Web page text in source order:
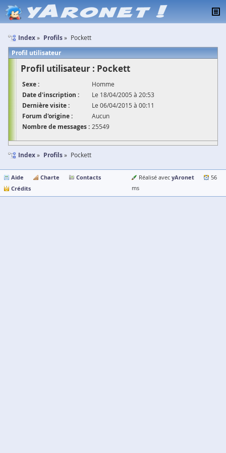
Index Profils Pockett
Profil utilisateur
Profil utilisateur : Pockett
Sexe : Homme
Date d'inscription : Le 18/04/2005 à 20:53
Dernière visite : Le 06/04/2015 à 00:11
Forum d'origine : Aucun
Nombre de messages : 25549
Index Profils Pockett
Aide Charte
Contacts
Crédits
Réalisé avec yAronet
56
ms